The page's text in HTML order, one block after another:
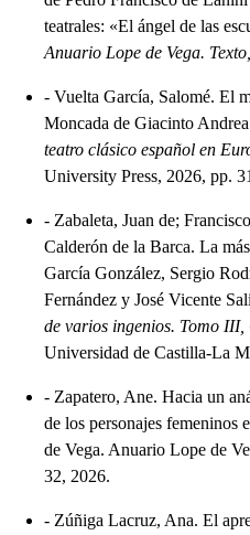
teatrales: «El ángel de las
Anuario Lope de Vega.
- Vuelta García, Salomé. El
Moncada de Giacinto
teatro clásico español en
University Press, 2026, pp.
- Zabaleta, Juan de;
Calderón de la Barca. La
García González, Sergio
Fernández y José Vicente
de varios ingenios. Tomo III,
Universidad de Castilla-La
- Zapatero, Ane. Hacia un
de los personajes femeninos
de Vega. Anuario Lope de
32, 2026.
- Zúñiga Lacruz, Ana. El